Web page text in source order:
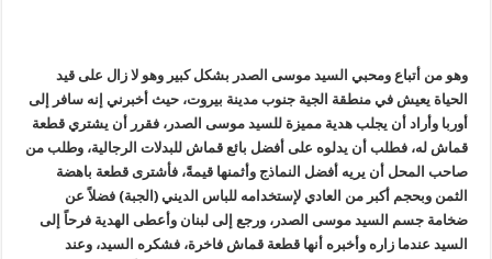
وهو من أتباع ومحبي السيد موسى الصدر بشكل كبير وهو لا زال على قيد
الحياة يعيش في منطقة الجية جنوب مدينة بيروت، حيث أخبرني إنه سافر إلى
أوربا وأراد أن يجلب هدية مميزة للسيد موسى الصدر، فقرر أن يشتري قطعة
قماش له، فطلب أن يدلوه على أفضل بائع قماش للبدلات الرجالية، وطلب من
صاحب المحل أن يريه أفضل النماذج وأثمنها قيمةً، فأشترى قطعة باهضة
الثمن وبحجم أكبر من العادي لإستخدامه للباس الديني (الجبة) فضلاً عن
ضخامة جسم السيد موسى الصدر، ورجع إلى لبنان وأعطى الهدية فرحاً إلى
السيد عندما زاره وأخبره أنها قطعة قماش فاخرة، فشكره السيد، وعند